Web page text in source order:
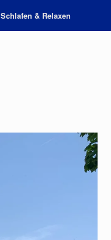
Schlafen & Relaxen